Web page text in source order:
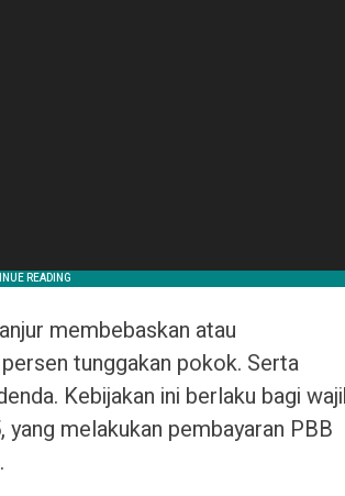
membebaskan atau
tunggakan pokok. Serta
Kebijakan ini berlaku bagi
yang melakukan pembayaran PBB